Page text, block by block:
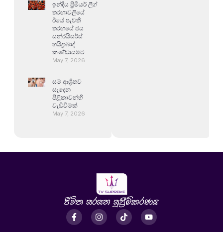
ඉන්දීය ප්‍රිමියර් ලීග්
තරඟාවලියේ
ඊයේ පැවති
තරඟයේ ජය
සන්රයිසර්ස්
හයිද්‍රාබාද්
කණ්ඩායමට
May 7, 2026
සම ආශ්‍රිතව
සෑදෙන
පිළිකාවන්හි
වැඩිවීමක්
May 7, 2026